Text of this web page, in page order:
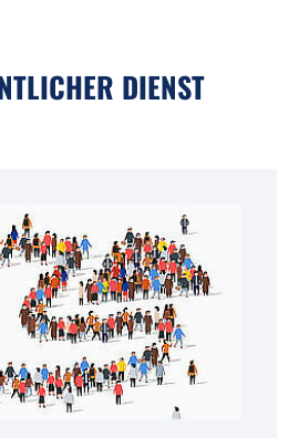
DIENST